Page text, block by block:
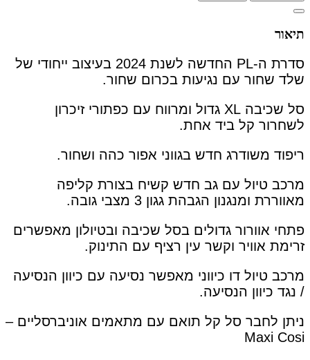
תיאור
סדרת ה-PL החדשה לשנת 2024 בעיצוב ייחודי של
שלד שחור עם נגיעות בכרום שחור.
סל שכיבה XL גדול ומרווח עם כפתורי זיכרון
לשחרור קל ביד אחת.
ריפוד משודרג חדש בגווני אפור כהה ושחור.
מרכב טיול עם גב חדש קשיח בצורת קליפה
מאווררת ומנגנון הגבהת גגון 3 מצבי גובה.
פתחי אוורור גדולים בסל שכיבה ובטיולון מאפשרים
זרימת אוויר וקשר עין רציף עם התינוק.
מרכב טיול דו כיווני מאפשר נסיעה עם כיוון הנסיעה
/ נגד כיוון הנסיעה.
ניתן לחבר סל קל תואם עם מתאמים אוניברסליים –
Maxi Cosi